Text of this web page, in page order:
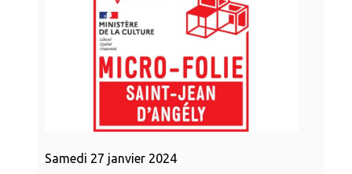
Samedi 27 janvier 2024